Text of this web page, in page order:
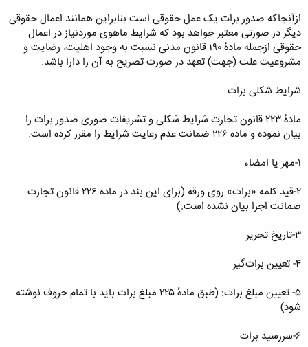
ازآنجاکه صدور برات یک عمل حقوقی است بنابراین همانند اعمال حقوقی
دیگر در صورتی معتبر خواهد بود که شرایط ماهوی موردنیاز در اعمال
حقوقی ازجمله مادهٔ ۱۹۰ قانون مدنی نسبت به وجود اهلیت، رضایت و
مشروعیت علت (جهت) تعهد در صورت تصریح به آن را دارا باشد.
شرایط شکلی برات
مادهٔ ۲۲۳ قانون تجارت شرایط شکلی و تشریفات صوری صدور برات را
بیان نموده و ماده ۲۲۶ ضمانت عدم رعایت شرایط را مقرر کرده است.
۱-مهر یا امضاء
۲-قید کلمه «برات» روی ورقه (برای این بند در ماده ۲۲۶ قانون تجارت
ضمانت اجرا بیان نشده است.)
۳-تاریخ تحریر
۴- تعیین برات‌گیر
۵- تعیین مبلغ برات: (طبق مادهٔ ۲۲۵ مبلغ برات باید با تمام حروف نوشته
شود)
۶-سررسید برات